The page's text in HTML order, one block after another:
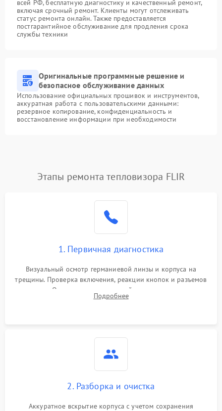
всей РФ, бесплатную диагностику и качественный ремонт,
включая срочный ремонт. Клиенты могут отслеживать
статус ремонта онлайн. Также предоставляется
постгарантийное обслуживание для продления срока
службы техники
Оригинальные программные решение и
безопасное обслуживание данных
Использование официальных прошивок и инструментов,
аккуратная работа с пользовательскими данными:
резервное копирование, конфиденциальность и
восстановление информации при необходимости
Этапы ремонта тепловизора FLIR
1. Первичная диагностика
Визуальный осмотр германиевой линзы и корпуса на
трещины. Проверка включения, реакции кнопок и разъемов
зарядки. Оценка вывода тепловой сигнатуры на экран,
проверка базовых функций и считывание системных
Подробнее
2. Разборка и очистка
Аккуратное вскрытие корпуса с учетом сохранения